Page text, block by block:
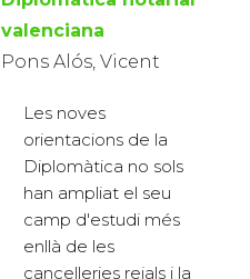
valenciana
Pons Alós, Vicent
Les noves
orientacions de la
Diplomàtica no sols
han ampliat el seu
camp d'estudi més
enllà de les
cancelleries reials i la